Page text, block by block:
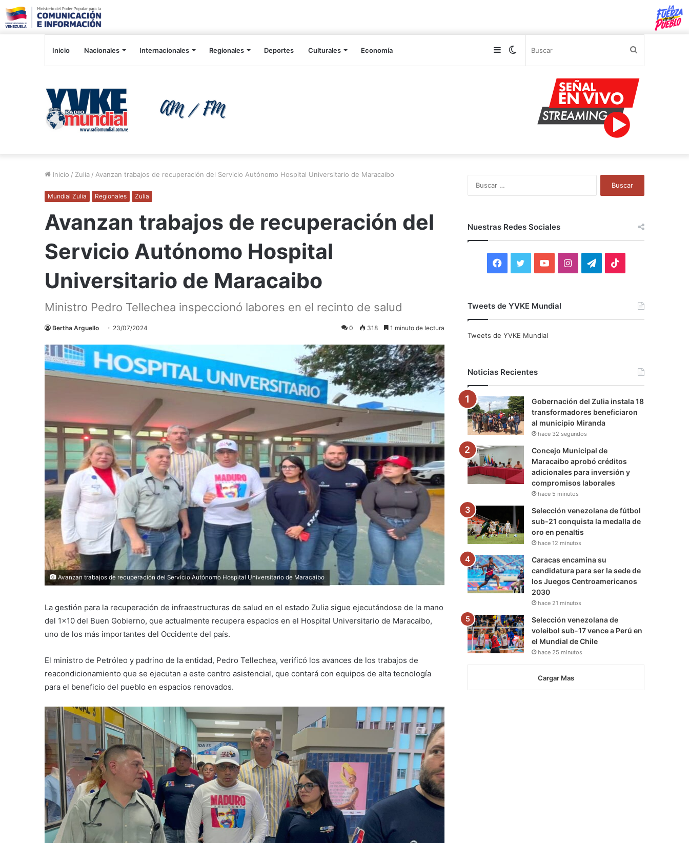
Inicio Nacionales Internacionales Regionales Deportes Culturales Economía Switch
Sidebar
Inicio / Zulia / Avanzan trabajos de recuperación del Servicio Autónomo Hospital Universitario de Maracaibo
Mundial Zulia Regionales Zulia
Avanzan trabajos de recuperación del
Servicio Autónomo Hospital
Universitario de Maracaibo
Ministro Pedro Tellechea inspeccionó labores en el recinto de salud
Bertha Arguello 23/07/2024 0 318 1 minuto de lectura
Avanzan trabajos de recuperación del Servicio Autónomo Hospital Universitario de Maracaibo
La gestión para la recuperación de infraestructuras de salud en el estado Zulia sigue ejecutándose de la mano
del 1×10 del Buen Gobierno, que actualmente recupera espacios en el Hospital Universitario de Maracaibo,
uno de los más importantes del Occidente del país.
El ministro de Petróleo y padrino de la entidad, Pedro Tellechea, verificó los avances de los trabajos de
reacondicionamiento que se ejecutan a este centro asistencial, que contará con equipos de alta tecnología
para el beneficio del pueblo en espacios renovados.
Nuestras Redes Sociales
F
c
o
k
i
r
Y
u
e
I
r
a
m
T
a
m
Tweets de YVKE Mundial
Tweets de YVKE Mundial
Noticias Recientes
Gobernación del Zulia instala 18
transformadores beneficiaron
al municipio Miranda
hace 32 segundos
Concejo Municipal de
Maracaibo aprobó créditos
adicionales para inversión y
compromisos laborales
hace 5 minutos
Selección venezolana de fútbol
sub-21 conquista la medalla de
oro en penaltis
hace 12 minutos
Caracas encamina su
candidatura para ser la sede de
los Juegos Centroamericanos
2030
hace 21 minutos
Selección venezolana de
voleibol sub-17 vence a Perú en
el Mundial de Chile
hace 25 minutos
Cargar Mas